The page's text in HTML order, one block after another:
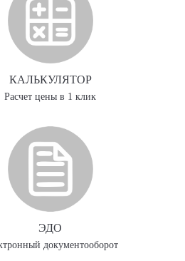
КАЛЬКУЛЯТОР
Расчет цены в 1 клик
ЭДО
документооборот